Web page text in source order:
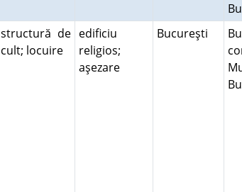
structură de
cult; locuire
edificiu
religios;
aşezare
Bucureşti